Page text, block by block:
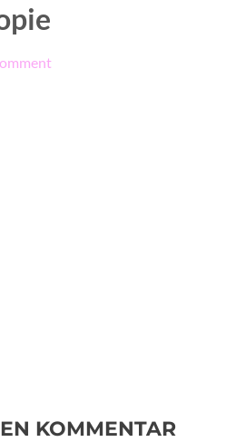
KOMMENTAR